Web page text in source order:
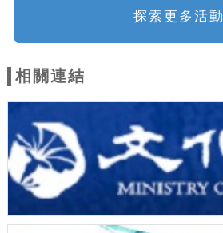
探索更多活動
相關連結